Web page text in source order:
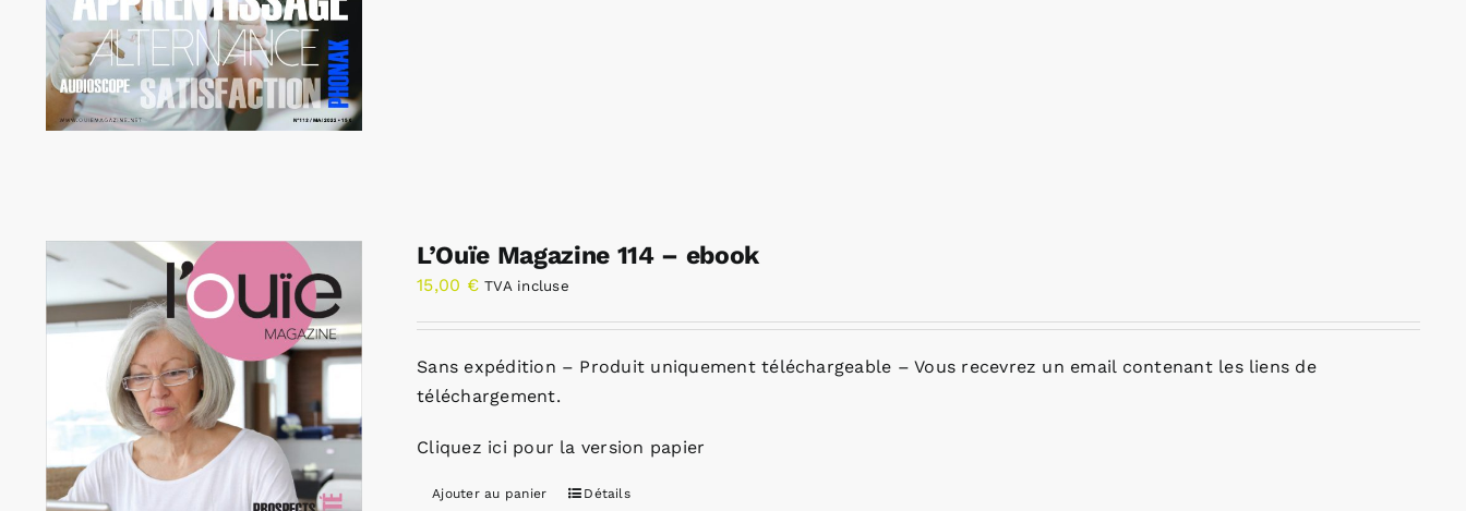
L’Ouïe Magazine 114 – ebook
15,00 € TVA incluse
Sans expédition – Produit uniquement téléchargeable – Vous recevrez un email contenant les liens de
téléchargement.
Cliquez ici pour la version papier
Ajouter au panier Détails